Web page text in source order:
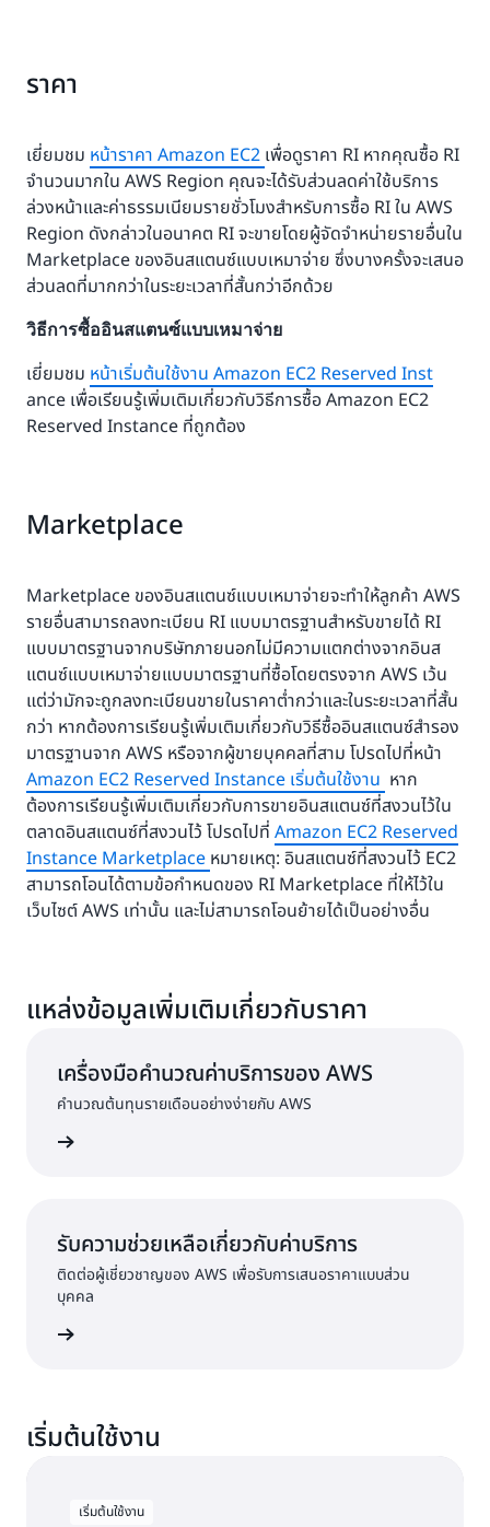
ราคา
เยี่ยมชม หน้าราคา Amazon EC2 เพื่อดูราคา RI หากคุณซื้อ RI
จำนวนมากใน AWS Region คุณจะได้รับส่วนลดค่าใช้บริการ
ล่วงหน้าและค่าธรรมเนียมรายชั่วโมงสำหรับการซื้อ RI ใน AWS
Region ดังกล่าวในอนาคต RI จะขายโดยผู้จัดจำหน่ายรายอื่นใน
Marketplace ของอินสแตนซ์แบบเหมาจ่าย ซึ่งบางครั้งจะเสนอ
ส่วนลดที่มากกว่าในระยะเวลาที่สั้นกว่าอีกด้วย
วิธีการซื้ออินสแตนซ์แบบเหมาจ่าย
เยี่ยมชม หน้าเริ่มต้นใช้งาน Amazon EC2 Reserved Inst
ance เพื่อเรียนรู้เพิ่มเติมเกี่ยวกับวิธีการซื้อ Amazon EC2
Reserved Instance ที่ถูกต้อง
Marketplace
Marketplace ของอินสแตนซ์แบบเหมาจ่ายจะทำให้ลูกค้า AWS
รายอื่นสามารถลงทะเบียน RI แบบมาตรฐานสำหรับขายได้ RI
แบบมาตรฐานจากบริษัทภายนอกไม่มีความแตกต่างจากอินส
แตนซ์แบบเหมาจ่ายแบบมาตรฐานที่ซื้อโดยตรงจาก AWS เว้น
แต่ว่ามักจะถูกลงทะเบียนขายในราคาต่ำกว่าและในระยะเวลาที่สั้น
กว่า หากต้องการเรียนรู้เพิ่มเติมเกี่ยวกับวิธีซื้ออินสแตนซ์สำรอง
มาตรฐานจาก AWS หรือจากผู้ขายบุคคลที่สาม โปรดไปที่หน้า
Amazon EC2 Reserved Instance เริ่มต้นใช้งาน หาก
ต้องการเรียนรู้เพิ่มเติมเกี่ยวกับการขายอินสแตนซ์ที่สงวนไว้ใน
ตลาดอินสแตนซ์ที่สงวนไว้ โปรดไปที่ Amazon EC2 Reserved
Instance Marketplace หมายเหตุ: อินสแตนซ์ที่สงวนไว้ EC2
สามารถโอนได้ตามข้อกำหนดของ RI Marketplace ที่ให้ไว้ใน
เว็บไซต์ AWS เท่านั้น และไม่สามารถโอนย้ายได้เป็นอย่างอื่น
แหล่งข้อมูลเพิ่มเติมเกี่ยวกับราคา
เครื่องมือคำนวณค่าบริการของ AWS
คำนวณต้นทุนรายเดือนอย่างง่ายกับ AWS
รับความช่วยเหลือเกี่ยวกับค่าบริการ
ติดต่อผู้เชี่ยวชาญของ AWS เพื่อรับการเสนอราคาแบบส่วน
บุคคล
เริ่มต้นใช้งาน
เริ่มต้นใช้งาน